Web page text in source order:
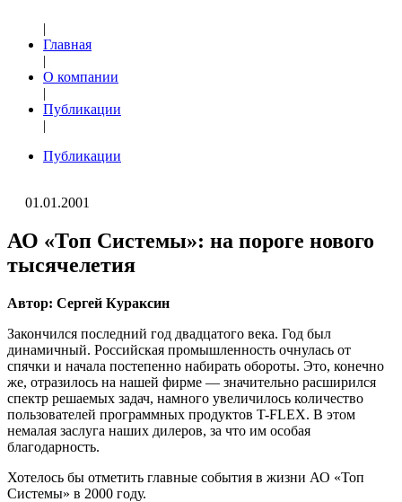
|
Главная
|
О компании
|
Публикации
|
Публикации
01.01.2001
АО «Топ Системы»: на пороге нового
тысячелетия
Автор: Сергей Кураксин
Закончился последний год двадцатого века. Год был
динамичный. Российская промышленность очнулась от
спячки и начала постепенно набирать обороты. Это, конечно
же, отразилось на нашей фирме — значительно расширился
спектр решаемых задач, намного увеличилось количество
пользователей программных продуктов T-FLEX. В этом
немалая заслуга наших дилеров, за что им особая
благодарность.
Хотелось бы отметить главные события в жизни АО «Топ
Системы» в 2000 году.